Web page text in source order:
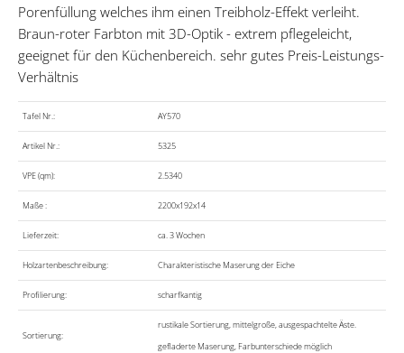
Porenfüllung welches ihm einen Treibholz-Effekt verleiht.
Braun-roter Farbton mit 3D-Optik - extrem pflegeleicht,
geeignet für den Küchenbereich. sehr gutes Preis-Leistungs-
Verhältnis
Tafel Nr.: AY570
Artikel Nr.: 5325
VPE (qm): 2.5340
Maße : 2200x192x14
Lieferzeit: ca. 3 Wochen
Holzartenbeschreibung: Charakteristische Maserung der Eiche
Profilierung: scharfkantig
Sortierung:
rustikale Sortierung, mittelgroße, ausgespachtelte Äste.
gefladerte Maserung, Farbunterschiede möglich